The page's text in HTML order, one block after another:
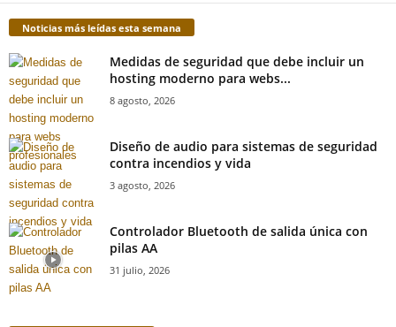
Noticias más leídas esta semana
Medidas de seguridad que debe incluir un
hosting moderno para webs...
8 agosto, 2026
Diseño de audio para sistemas de seguridad
contra incendios y vida
3 agosto, 2026
Controlador Bluetooth de salida única con
pilas AA
31 julio, 2026